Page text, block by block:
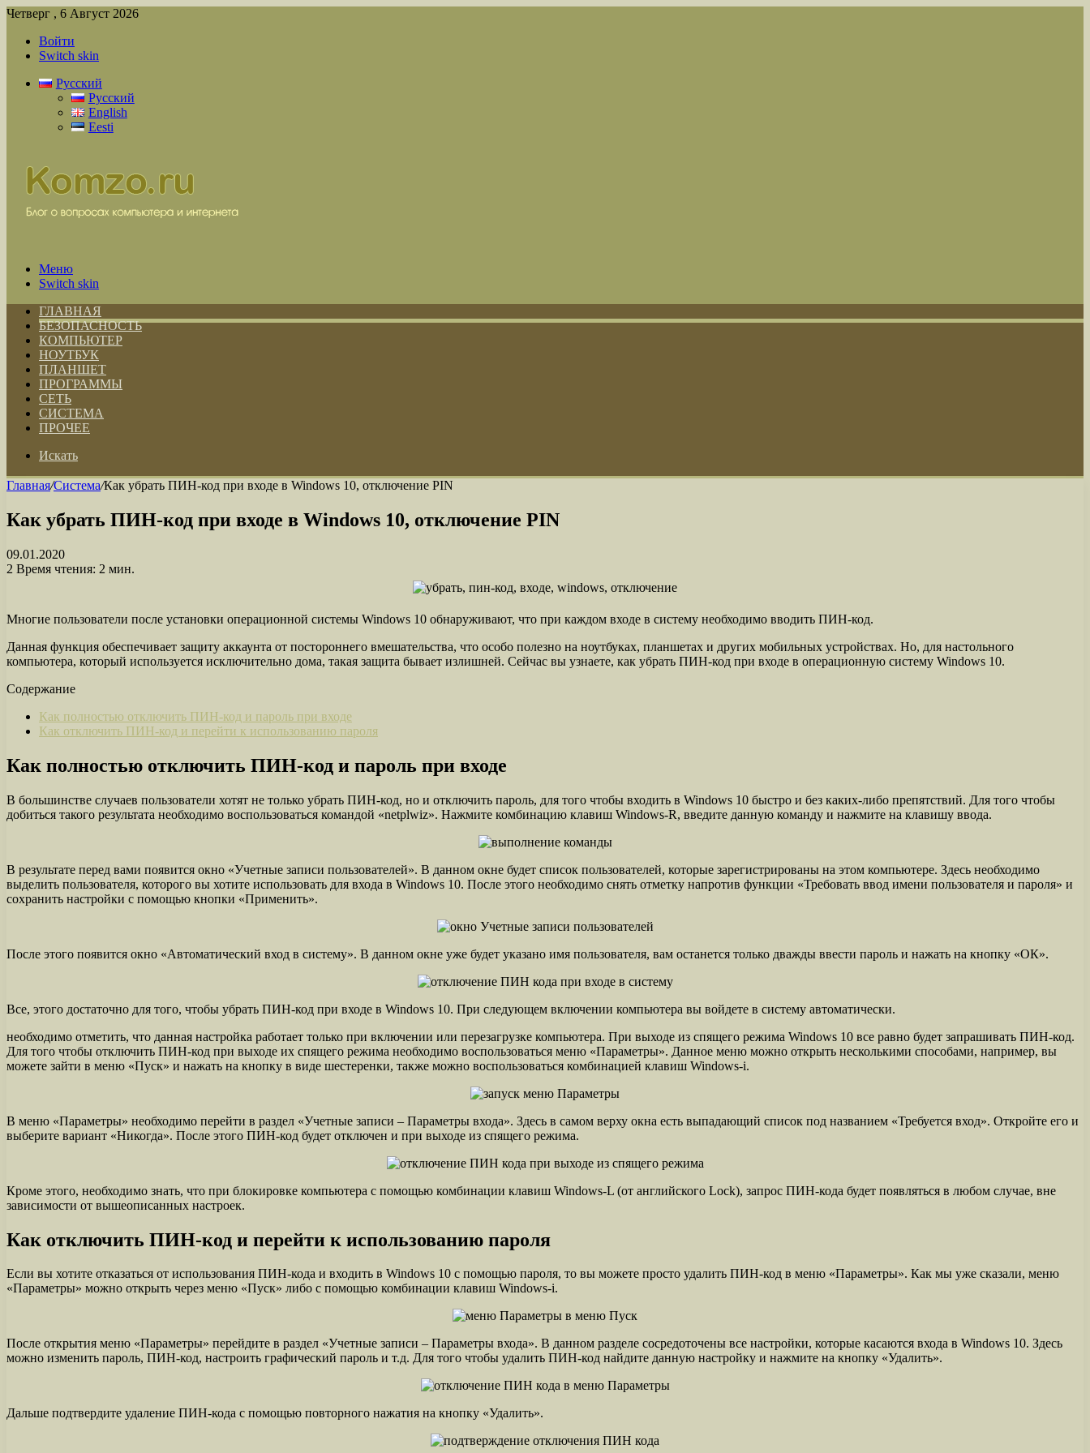
Четверг , 6 Август 2026
Войти
Switch skin
Русский
Русский
English
Eesti
Меню
Switch skin
ГЛАВНАЯ
БЕЗОПАСНОСТЬ
КОМПЬЮТЕР
НОУТБУК
ПЛАНШЕТ
ПРОГРАММЫ
СЕТЬ
СИСТЕМА
ПРОЧЕЕ
Искать
Главная/Система/Как убрать ПИН-код при входе в Windows 10, отключение PIN
Как убрать ПИН-код при входе в Windows 10, отключение PIN
09.01.2020
2 Время чтения: 2 мин.
Многие пользователи после установки операционной системы Windows 10 обнаруживают, что при каждом входе в систему необходимо вводить ПИН-код.
Данная функция обеспечивает защиту аккаунта от постороннего вмешательства, что особо полезно на ноутбуках, планшетах и других мобильных устройствах. Но, для настольного
компьютера, который используется исключительно дома, такая защита бывает излишней. Сейчас вы узнаете, как убрать ПИН-код при входе в операционную систему Windows 10.
Содержание
Как полностью отключить ПИН-код и пароль при входе
Как отключить ПИН-код и перейти к использованию пароля
Как полностью отключить ПИН-код и пароль при входе
В большинстве случаев пользователи хотят не только убрать ПИН-код, но и отключить пароль, для того чтобы входить в Windows 10 быстро и без каких-либо препятствий. Для того чтобы
добиться такого результата необходимо воспользоваться командой «netplwiz». Нажмите комбинацию клавиш Windows-R, введите данную команду и нажмите на клавишу ввода.
В результате перед вами появится окно «Учетные записи пользователей». В данном окне будет список пользователей, которые зарегистрированы на этом компьютере. Здесь необходимо
выделить пользователя, которого вы хотите использовать для входа в Windows 10. После этого необходимо снять отметку напротив функции «Требовать ввод имени пользователя и пароля» и
сохранить настройки с помощью кнопки «Применить».
После этого появится окно «Автоматический вход в систему». В данном окне уже будет указано имя пользователя, вам останется только дважды ввести пароль и нажать на кнопку «ОК».
Все, этого достаточно для того, чтобы убрать ПИН-код при входе в Windows 10. При следующем включении компьютера вы войдете в систему автоматически.
необходимо отметить, что данная настройка работает только при включении или перезагрузке компьютера. При выходе из спящего режима Windows 10 все равно будет запрашивать ПИН-код.
Для того чтобы отключить ПИН-код при выходе их спящего режима необходимо воспользоваться меню «Параметры». Данное меню можно открыть несколькими способами, например, вы
можете зайти в меню «Пуск» и нажать на кнопку в виде шестеренки, также можно воспользоваться комбинацией клавиш Windows-i.
В меню «Параметры» необходимо перейти в раздел «Учетные записи – Параметры входа». Здесь в самом верху окна есть выпадающий список под названием «Требуется вход». Откройте его и
выберите вариант «Никогда». После этого ПИН-код будет отключен и при выходе из спящего режима.
Кроме этого, необходимо знать, что при блокировке компьютера с помощью комбинации клавиш Windows-L (от английского Lock), запрос ПИН-кода будет появляться в любом случае, вне
зависимости от вышеописанных настроек.
Как отключить ПИН-код и перейти к использованию пароля
Если вы хотите отказаться от использования ПИН-кода и входить в Windows 10 с помощью пароля, то вы можете просто удалить ПИН-код в меню «Параметры». Как мы уже сказали, меню
«Параметры» можно открыть через меню «Пуск» либо с помощью комбинации клавиш Windows-i.
После открытия меню «Параметры» перейдите в раздел «Учетные записи – Параметры входа». В данном разделе сосредоточены все настройки, которые касаются входа в Windows 10. Здесь
можно изменить пароль, ПИН-код, настроить графический пароль и т.д. Для того чтобы удалить ПИН-код найдите данную настройку и нажмите на кнопку «Удалить».
Дальше подтвердите удаление ПИН-кода с помощью повторного нажатия на кнопку «Удалить».